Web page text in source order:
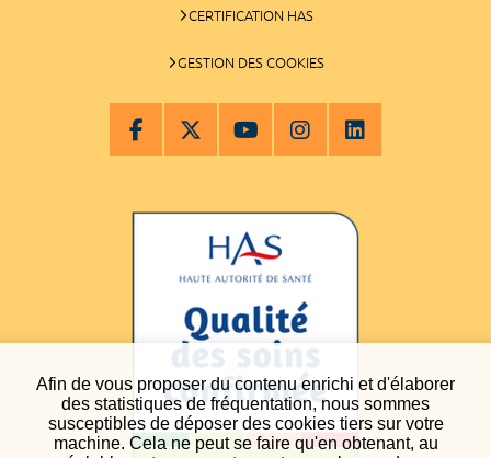
Afin de vous proposer du contenu enrichi et d'élaborer
des statistiques de fréquentation, nous sommes
susceptibles de déposer des cookies tiers sur votre
machine. Cela ne peut se faire qu'en obtenant, au
CERTIFICATION HAS
GESTION DES COOKIES